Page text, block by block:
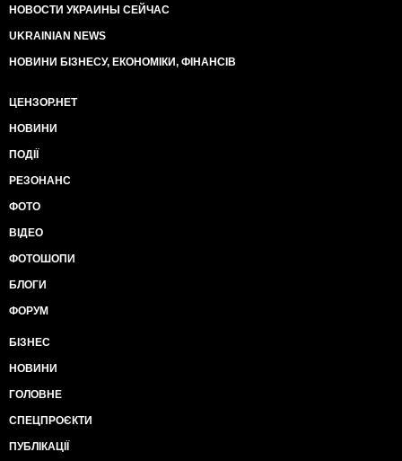
НОВОСТИ УКРАИНЫ СЕЙЧАС
UKRAINIAN NEWS
НОВИНИ БІЗНЕСУ, ЕКОНОМІКИ, ФІНАНСІВ
ЦЕНЗОР.НЕТ
НОВИНИ
ПОДІЇ
РЕЗОНАНС
ФОТО
ВІДЕО
ФОТОШОПИ
БЛОГИ
ФОРУМ
БІЗНЕС
НОВИНИ
ГОЛОВНЕ
СПЕЦПРОЄКТИ
ПУБЛІКАЦІЇ